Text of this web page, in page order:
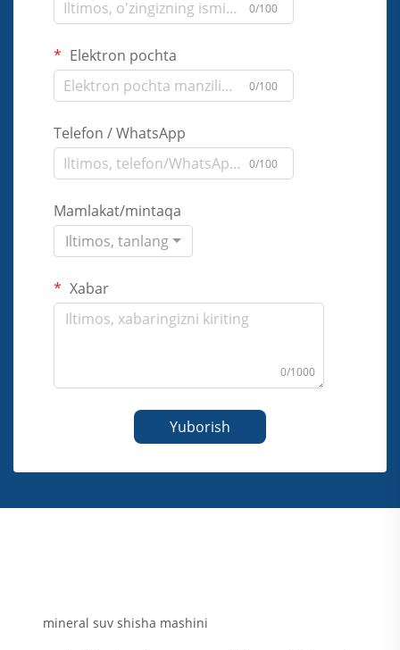
0/100
Elektron pochta
0/100
Telefon / WhatsApp
0/100
Mamlakat/mintaqa
Iltimos, tanlang
Xabar
0/1000
Yuborish
mineral suv shisha mashini